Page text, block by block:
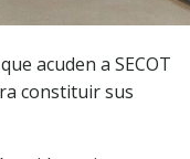
acuden a SECOT
constituir sus